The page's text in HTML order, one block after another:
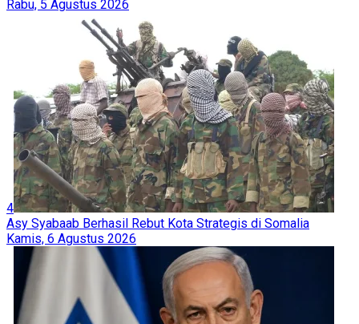
Rabu, 5 Agustus 2026
4
Asy Syabaab Berhasil Rebut Kota Strategis di Somalia
Kamis, 6 Agustus 2026